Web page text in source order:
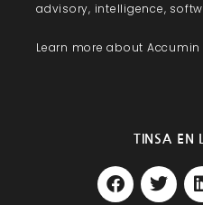
advisory, intelligence,
Learn more about Accumin
TINSA EN
F
a
T
w